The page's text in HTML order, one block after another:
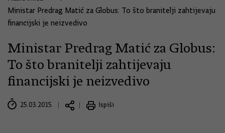
Ministar Predrag Matić za Globus: To što branitelji zahtijevaju
financijski je neizvedivo
Ministar Predrag Matić za Globus:
To što branitelji zahtijevaju
financijski je neizvedivo
25.03.2015. Ispiši